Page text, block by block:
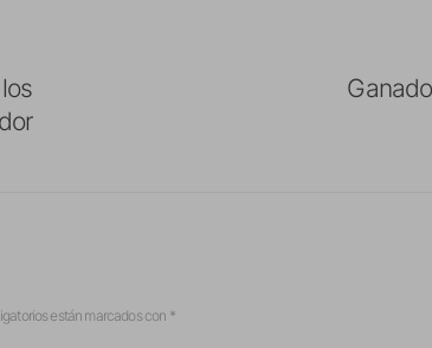
están marcados con *